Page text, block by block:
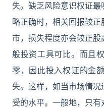
失。缺乏风险意识权证
略正确时，相关回报较
市，损失程度亦会较正
般投资工具可比。而且
零，因此投入权证的金
失。这样，如当市场情
受的水平。一般地，只